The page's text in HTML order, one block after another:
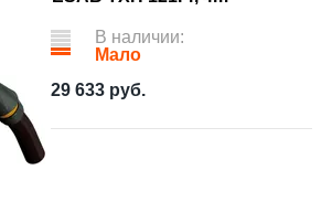
В наличии:
Мало
29 633 руб.